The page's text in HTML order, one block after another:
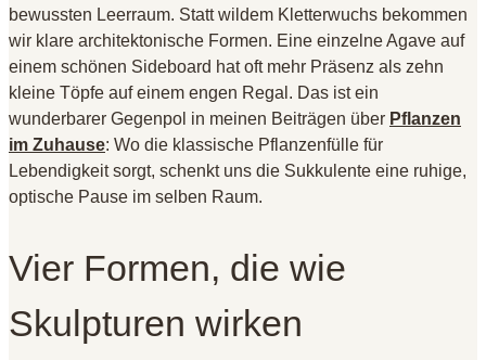
bewussten Leerraum. Statt wildem Kletterwuchs bekommen
wir klare architektonische Formen. Eine einzelne Agave auf
einem schönen Sideboard hat oft mehr Präsenz als zehn
kleine Töpfe auf einem engen Regal . Das ist ein
wunderbarer Gegenpol in meinen Beiträgen über Pflanzen
im Zuhause: Wo die klassische Pflanzenfülle für
Lebendigkeit sorgt, schenkt uns die Sukkulente eine ruhige,
optische Pause im selben Raum.
Vier Formen, die wie
Skulpturen wirken